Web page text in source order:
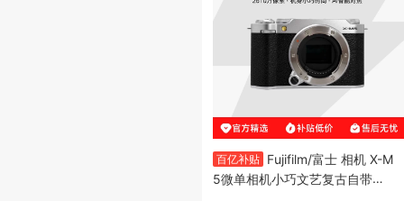
百亿补贴
Fujifilm/富士 相机 X-M
5微单相机小巧文艺复古自带美